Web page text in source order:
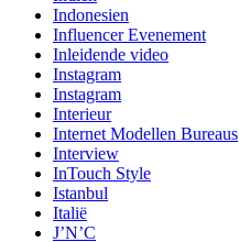
Indonesien
Influencer Evenement
Inleidende video
Instagram
Instagram
Interieur
Internet Modellen Bureaus
Interview
InTouch Style
Istanbul
Italië
J’N’C